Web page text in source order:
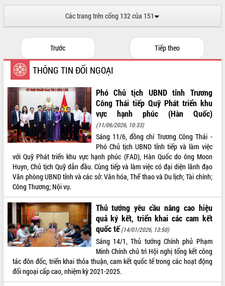
VIDEO
Các trang trên cổng 132 của 151
Trước Tiếp theo
THÔNG TIN ĐỐI NGOẠI
Phó Chủ tịch UBND tỉnh Trương
Công Thái tiếp Quỹ Phát triển khu
vực hạnh phúc (Hàn Quốc)
(11/06/2026, 10:33)
Sáng 11/6, đồng chí Trương Công Thái -
Phó Chủ tịch UBND tỉnh tiếp và làm việc
với Quỹ Phát triển khu vực hạnh phúc (FAD), Hàn Quốc do ông Moon
Huyn, Chủ tịch Quỹ dẫn đầu. Cùng tiếp và làm việc có đại diện lãnh đạo
Văn phòng UBND tỉnh và các sở: Văn hóa, Thể thao và Du lịch; Tài chính;
Công Thương; Nội vụ.
Thủ tướng yêu cầu nâng cao hiệu
quả ký kết, triển khai các cam kết
quốc tế (14/01/2026, 13:50)
Sáng 14/1, Thủ tướng Chính phủ Phạm
Minh Chính chủ trì Hội nghị tổng kết công
tác đôn đốc, triển khai thỏa thuận, cam kết quốc tế trong các hoạt động
đối ngoại cấp cao, nhiệm kỳ 2021-2025.